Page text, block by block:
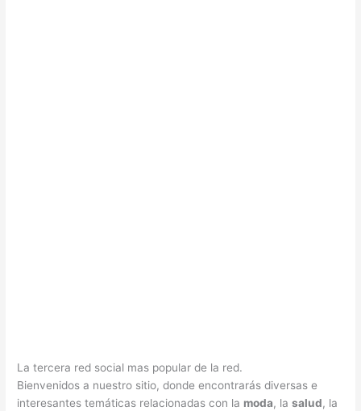
La tercera red social mas popular de la red.
Bienvenidos a nuestro sitio, donde encontrarás diversas e
interesantes temáticas relacionadas con la moda, lasalud, la